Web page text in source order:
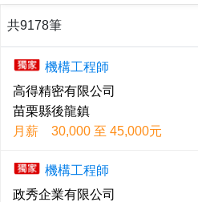
共9178筆
機構工程師
高得精密有限公司
苗栗縣後龍鎮
月薪 30,000 至 45,000元
機構工程師
政秀企業有限公司